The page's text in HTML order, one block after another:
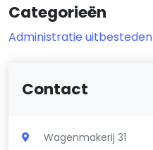
Categorieën
Administratie uitbesteden
Contact
Wagenmakerij 31